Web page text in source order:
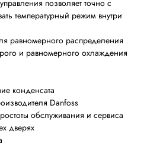
позволяет точно с
температурный режим внутри
равномерного распределения
и равномерного охлаждения
конденсата
Danfoss
обслуживания и сервиса
дверях